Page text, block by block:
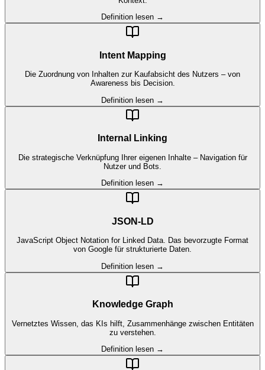
Definition lesen →
Intent Mapping
Die Zuordnung von Inhalten zur Kaufabsicht des Nutzers – von
Awareness bis Decision.
Definition lesen →
Internal Linking
Die strategische Verknüpfung Ihrer eigenen Inhalte – Navigation für
Nutzer und Bots.
Definition lesen →
JSON-LD
JavaScript Object Notation for Linked Data. Das bevorzugte Format
von Google für strukturierte Daten.
Definition lesen →
Knowledge Graph
Vernetztes Wissen, das KIs hilft, Zusammenhänge zwischen Entitäten
zu verstehen.
Definition lesen →